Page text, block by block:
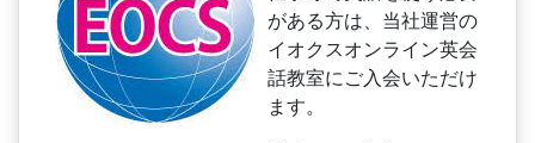
がある方は、当社運営の
イオクスオンライン英会
話教室にご入会いただけ
ます。